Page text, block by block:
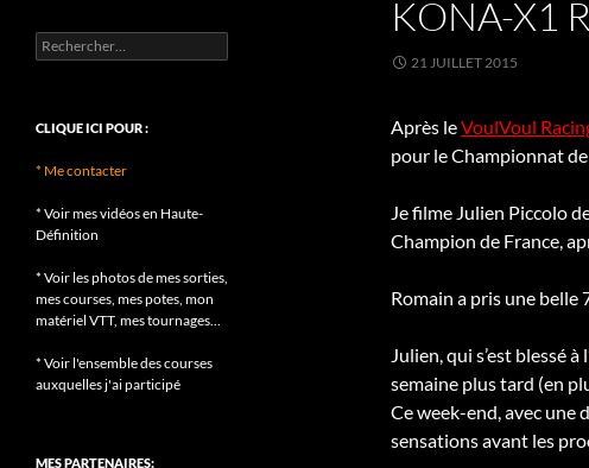
KONA-X1
21 JUILLET 2015
Après leVoulVoul
pour le Championnat
Je filme Julien Piccolo
Champion de France,
Romain a pris une belle
Julien, qui s’est blessé
semaine plus tard (en
Ce week-end, avec une
sensations avant les
Rechercher :
CLIQUE ICI POUR :
* Me contacter
* Voir mes vidéos en Haute-
Définition
* Voir les photos de mes sorties,
mes courses, mes potes, mon
matériel VTT, mes tournages...
* Voir l'ensemble des courses
auxquelles j'ai participé
MES PARTENAIRES: